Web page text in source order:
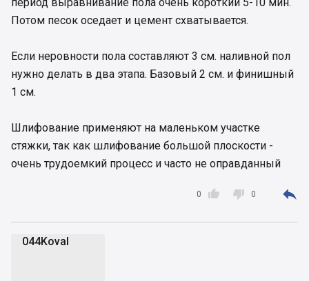
период выравнивание пола очень короткий 5-10 мин.
Потом песок оседает и цемент схватывается.
Если неровности пола составляют 3 см. наливной пол
нужно делать в два этапа. Базовый 2 см. и финишный
1 см.
Шлифование применяют на маленьком участке
стяжки, так как шлифование большой плоскости -
очень трудоемкий процесс и часто не оправданный

0  0 
044Koval